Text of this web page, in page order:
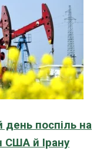
поспіль на
США й Ірану